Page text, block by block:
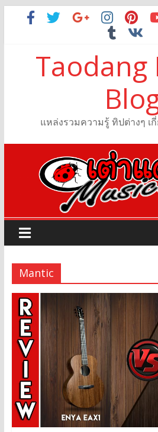
Taodang
แหล่งรวมความรู้ ทิปต่างๆ เ
Mantic